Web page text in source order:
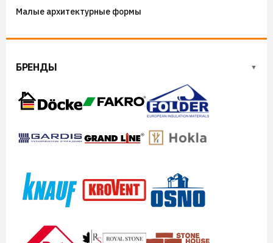
Малые архитектурные формы
БРЕНДЫ